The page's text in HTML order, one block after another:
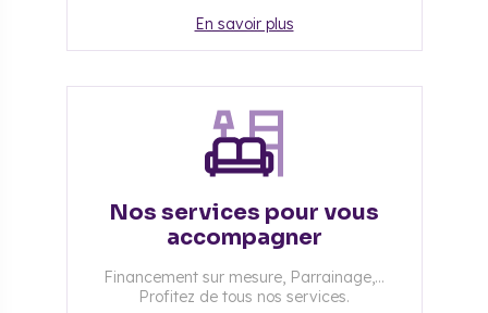
En savoir plus
Nos services pour vous
accompagner
Financement sur mesure, Parrainage,...
Profitez de tous nos services.